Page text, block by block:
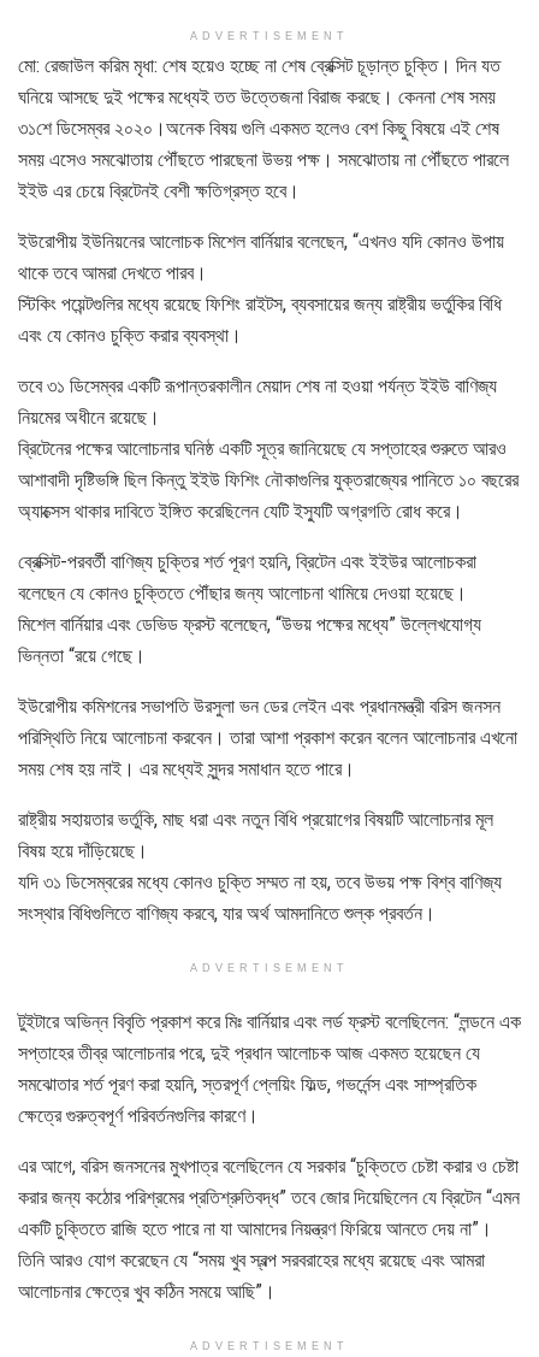
ADVERTISEMENT
মো: রেজাউল করিম মৃধা: শেষ হয়েও হচ্ছে না শেষ ব্রেক্সিট চূড়ান্ত চুক্তি। দিন যত
ঘনিয়ে আসছে দুই পক্ষের মধ্যেই তত উত্তেজনা বিরাজ করছে। কেননা শেষ সময়
৩১শে ডিসেম্বর ২০২০।অনেক বিষয় গুলি একমত হলেও বেশ কিছু বিষয়ে এই শেষ
সময় এসেও সমঝোতায় পৌঁছতে পারছেনা উভয় পক্ষ। সমঝোতায় না পৌঁছতে পারলে
ইইউ এর চেয়ে ব্রিটেনই বেশী ক্ষতিগ্রস্ত হবে।
ইউরোপীয় ইউনিয়নের আলোচক মিশেল বার্নিয়ার বলেছেন, “এখনও যদি কোনও উপায়
থাকে তবে আমরা দেখতে পারব।
স্টিকিং পয়েন্টগুলির মধ্যে রয়েছে ফিশিং রাইটস, ব্যবসায়ের জন্য রাষ্ট্রীয় ভর্তুকির বিধি
এবং যে কোনও চুক্তি করার ব্যবস্থা।
তবে ৩১ ডিসেম্বর একটি রূপান্তরকালীন মেয়াদ শেষ না হওয়া পর্যন্ত ইইউ বাণিজ্য
নিয়মের অধীনে রয়েছে।
ব্রিটেনের পক্ষের আলোচনার ঘনিষ্ঠ একটি সূত্র জানিয়েছে যে সপ্তাহের শুরুতে আরও
আশাবাদী দৃষ্টিভঙ্গি ছিল কিন্তু ইইউ ফিশিং নৌকাগুলির যুক্তরাজ্যের পানিতে ১০ বছরের
অ্যাক্সেস থাকার দাবিতে ইঙ্গিত করেছিলেন যেটি ইস্যুটি অগ্রগতি রোধ করে।
ব্রেক্সিট-পরবর্তী বাণিজ্য চুক্তির শর্ত পূরণ হয়নি, ব্রিটেন এবং ইইউর আলোচকরা
বলেছেন যে কোনও চুক্তিতে পৌঁছার জন্য আলোচনা থামিয়ে দেওয়া হয়েছে।
মিশেল বার্নিয়ার এবং ডেভিড ফ্রস্ট বলেছেন, “উভয় পক্ষের মধ্যে” উল্লেখযোগ্য
ভিন্নতা “রয়ে গেছে।
ইউরোপীয় কমিশনের সভাপতি উরসুলা ভন ডের লেইন এবং প্রধানমন্ত্রী বরিস জনসন
পরিস্থিতি নিয়ে আলোচনা করবেন। তারা আশা প্রকাশ করেন বলেন আলোচনার এখনো
সময় শেষ হয় নাই। এর মধ্যেই সুন্দর সমাধান হতে পারে।
রাষ্ট্রীয় সহায়তার ভর্তুকি, মাছ ধরা এবং নতুন বিধি প্রয়োগের বিষয়টি আলোচনার মূল
বিষয় হয়ে দাঁড়িয়েছে।
যদি ৩১ ডিসেম্বরের মধ্যে কোনও চুক্তি সম্মত না হয়, তবে উভয় পক্ষ বিশ্ব বাণিজ্য
সংস্থার বিধিগুলিতে বাণিজ্য করবে, যার অর্থ আমদানিতে শুল্ক প্রবর্তন।
ADVERTISEMENT
টুইটারে অভিন্ন বিবৃতি প্রকাশ করে মিঃ বার্নিয়ার এবং লর্ড ফ্রস্ট বলেছিলেন: “লন্ডনে এক
সপ্তাহের তীব্র আলোচনার পরে, দুই প্রধান আলোচক আজ একমত হয়েছেন যে
সমঝোতার শর্ত পূরণ করা হয়নি, স্তরপূর্ণ প্লেয়িং ফিল্ড, গভর্নেন্স এবং সাম্প্রতিক
ক্ষেত্রে গুরুত্বপূর্ণ পরিবর্তনগুলির কারণে।
এর আগে, বরিস জনসনের মুখপাত্র বলেছিলেন যে সরকার “চুক্তিতে চেষ্টা করার ও চেষ্টা
করার জন্য কঠোর পরিশ্রমের প্রতিশ্রুতিবদ্ধ” তবে জোর দিয়েছিলেন যে ব্রিটেন “এমন
একটি চুক্তিতে রাজি হতে পারে না যা আমাদের নিয়ন্ত্রণ ফিরিয়ে আনতে দেয় না”।
তিনি আরও যোগ করেছেন যে “সময় খুব স্বল্প সরবরাহের মধ্যে রয়েছে এবং আমরা
আলোচনার ক্ষেত্রে খুব কঠিন সময়ে আছি”।
ADVERTISEMENT